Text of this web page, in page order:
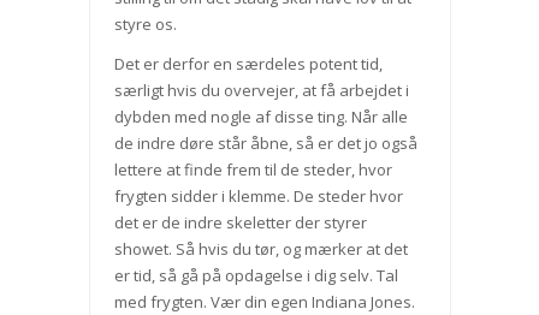
styre os.
Det er derfor en særdeles potent tid,
særligt hvis du overvejer, at få arbejdet i
dybden med nogle af disse ting. Når alle
de indre døre står åbne, så er det jo også
lettere at finde frem til de steder, hvor
frygten sidder i klemme. De steder hvor
det er de indre skeletter der styrer
showet. Så hvis du tør, og mærker at det
er tid, så gå på opdagelse i dig selv. Tal
med frygten. Vær din egen Indiana Jones.